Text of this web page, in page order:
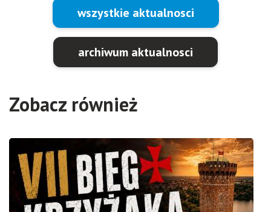
wszystkie aktualnosci
archiwum aktualnosci
Zobacz również